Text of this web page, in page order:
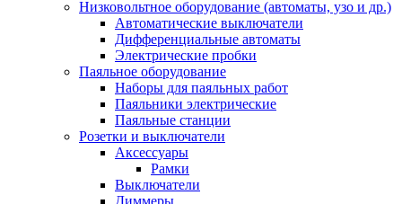
Низковольтное оборудование (автоматы, узо и др.)
Автоматические выключатели
Дифференциальные автоматы
Электрические пробки
Паяльное оборудование
Наборы для паяльных работ
Паяльники электрические
Паяльные станции
Розетки и выключатели
Аксессуары
Рамки
Выключатели
Диммеры